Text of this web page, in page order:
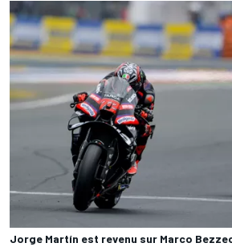
Jorge Martín est revenu sur Marco